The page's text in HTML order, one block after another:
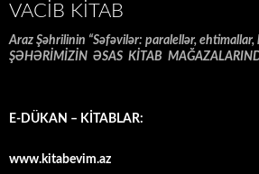
VACIB KITAB
Araz Şəhrilinin “Səfəvilər: paralellər, ehtimallar,
ŞƏHƏRİMİZİN ƏSAS KİTAB
E-DÜKAN – KİTABLAR:
www.kitabevim.az